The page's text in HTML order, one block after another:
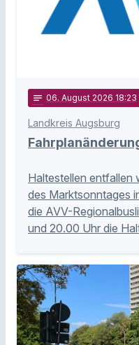
notes 06. August 2026 18:23
Landkreis Augsburg
Haltestellen entfallen
des Marktsonntages
die AVV-
und 20.00 Uhr die